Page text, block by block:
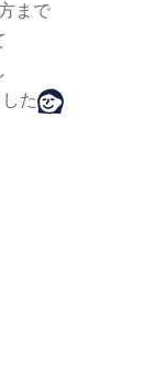
まで
た